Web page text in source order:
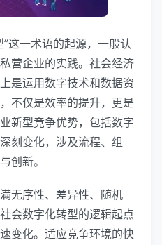
这一术语的起源，一般认
营企业的实践。社会经济
是运用数字技术和数据资
不仅是效率的提升，更是
新型竞争优势，包括数字
刻变化，涉及流程、组
创新。
无序性、差异性、随机
会数字化转型的逻辑起点
变化。适应竞争环境的快